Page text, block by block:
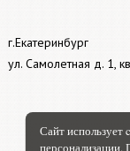
г.Екатеринбург
ул. Самолетная д. 1,
Сайт использует
персонализации.